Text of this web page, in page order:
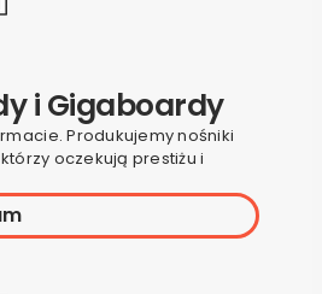
i Gigaboardy
Produkujemy nośniki
oczekują prestiżu i